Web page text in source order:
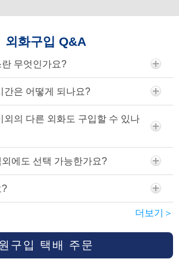
외화구입 Q&A
무엇인가요?
간은 어떻게 되나요?
외의 다른 외화도 구입할 수 있나
에도 선택 가능한가요?
?
더보기＞
구입 택배 주문